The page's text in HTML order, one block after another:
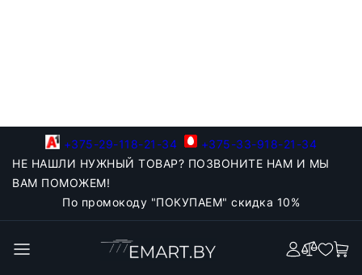
+375-29-118-21-34
+375-33-918-21-34
НЕ НАШЛИ НУЖНЫЙ ТОВАР? ПОЗВОНИТЕ НАМ И МЫ
ВАМ ПОМОЖЕМ!
По промокоду "ПОКУПАЕМ" скидка 10%